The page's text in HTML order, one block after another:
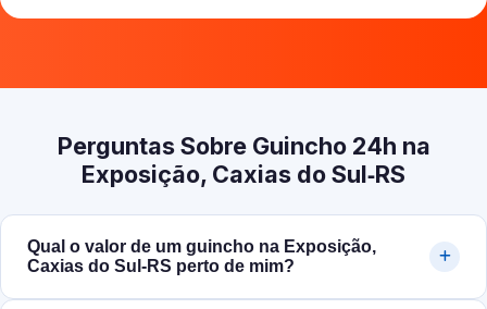
Perguntas Sobre Guincho 24h na
Exposição, Caxias do Sul‑RS
Qual o valor de um guincho na Exposição,
Caxias do Sul‑RS perto de mim?